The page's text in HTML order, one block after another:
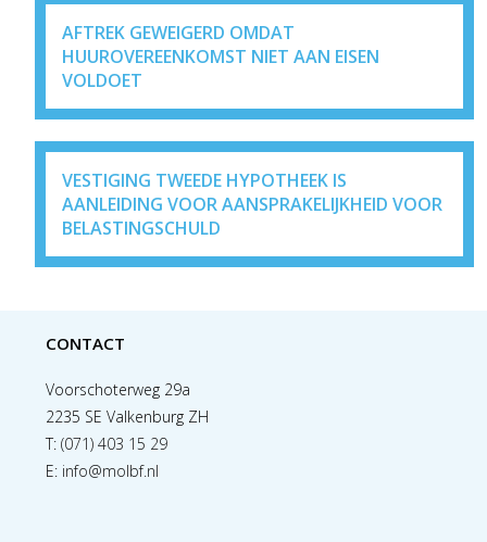
AFTREK GEWEIGERD OMDAT
HUUROVEREENKOMST NIET AAN EISEN
VOLDOET
VESTIGING TWEEDE HYPOTHEEK IS
AANLEIDING VOOR AANSPRAKELIJKHEID VOOR
BELASTINGSCHULD
CONTACT
Voorschoterweg 29a
2235 SE Valkenburg ZH
T:(071) 403 15 29
E: info@molbf.nl